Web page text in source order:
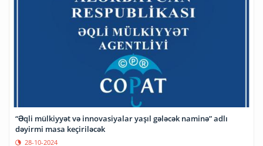
“Əqli mülkiyyət və innovasiyalar yaşıl gələcək naminə” adlı
dəyirmi masa keçiriləcək
28-10-2024